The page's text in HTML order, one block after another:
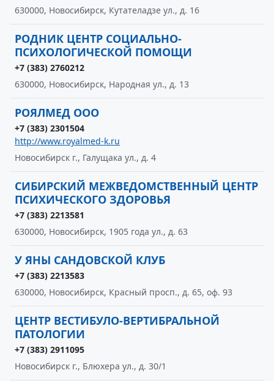
630000, Новосибирск, Кутателадзе ул., д. 16
РОДНИК ЦЕНТР СОЦИАЛЬНО-
ПСИХОЛОГИЧЕСКОЙ ПОМОЩИ
+7 (383) 2760212
630000, Новосибирск, Народная ул., д. 13
РОЯЛМЕД ООО
+7 (383) 2301504
http://www.royalmed-k.ru
Новосибирск г., Галущака ул., д. 4
СИБИРСКИЙ МЕЖВЕДОМСТВЕННЫЙ ЦЕНТР
ПСИХИЧЕСКОГО ЗДОРОВЬЯ
+7 (383) 2213581
630000, Новосибирск, 1905 года ул., д. 63
У ЯНЫ САНДОВСКОЙ КЛУБ
+7 (383) 2213583
630000, Новосибирск, Красный просп., д. 65, оф. 93
ЦЕНТР ВЕСТИБУЛО-ВЕРТИБРАЛЬНОЙ
ПАТОЛОГИИ
+7 (383) 2911095
Новосибирск г., Блюхера ул., д. 30/1